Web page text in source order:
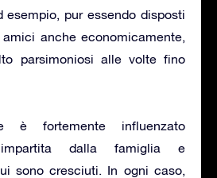
esempio, pur essendo disposti
anche economicamente,
parsimoniosi alle volte fino
è fortemente influenzato
impartita dalla famiglia e
sono cresciuti. In ogni caso,